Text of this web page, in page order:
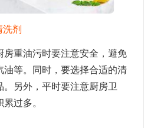
剂
房重油污时要注意安全，避免
等。同时，要选择合适的清
另外，平时要注意厨房卫
过多。